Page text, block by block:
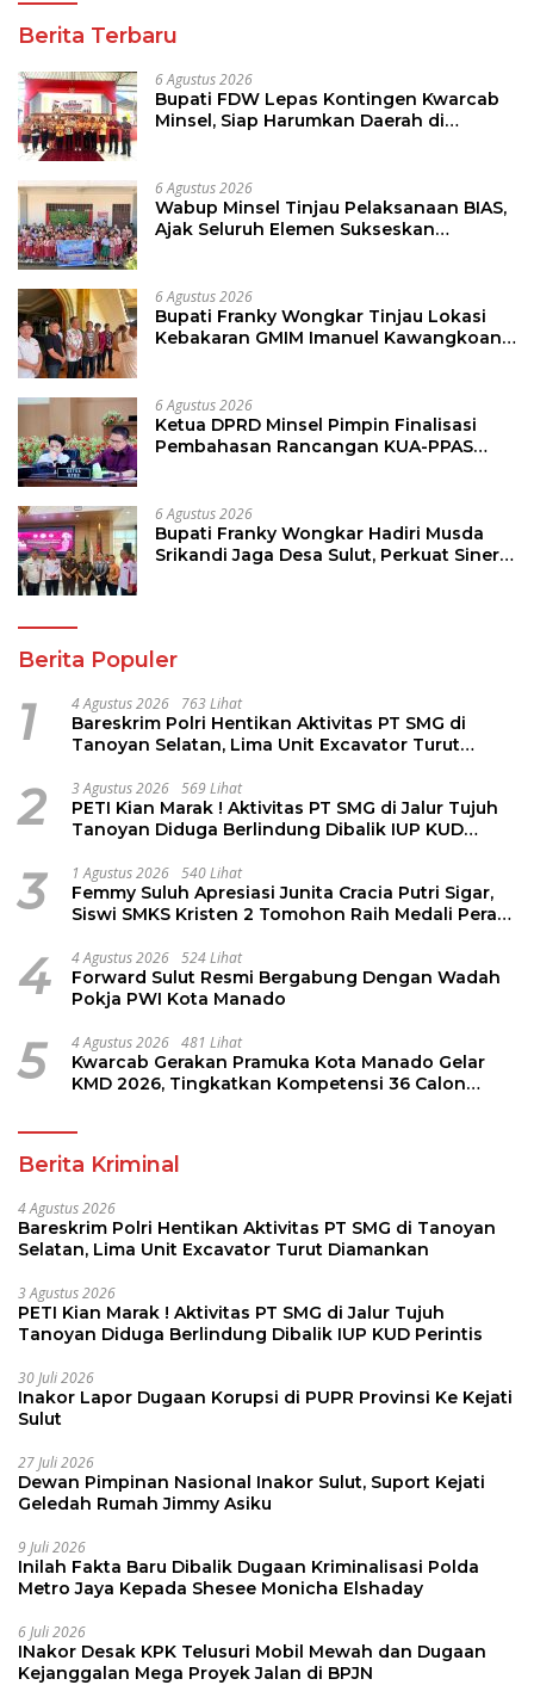
Berita Terbaru
6 Agustus 2026
Bupati FDW Lepas Kontingen Kwarcab
Minsel, Siap Harumkan Daerah di
6 Agustus 2026
Wabup Minsel Tinjau Pelaksanaan BIAS,
Ajak Seluruh Elemen Sukseskan
6 Agustus 2026
Bupati Franky Wongkar Tinjau Lokasi
Kebakaran GMIM Imanuel Kawangkoan
6 Agustus 2026
Ketua DPRD Minsel Pimpin Finalisasi
Pembahasan Rancangan KUA-PPAS
6 Agustus 2026
Bupati Franky Wongkar Hadiri Musda
Srikandi Jaga Desa Sulut, Perkuat Sinergi
Berita Populer
1 4 Agustus 2026 763 Lihat
Bareskrim Polri Hentikan Aktivitas PT SMG di
Tanoyan Selatan, Lima Unit Excavator Turut
2 3 Agustus 2026 569 Lihat
PETI Kian Marak ! Aktivitas PT SMG di Jalur Tujuh
Tanoyan Diduga Berlindung Dibalik IUP KUD
3 1 Agustus 2026 540 Lihat
Femmy Suluh Apresiasi Junita Cracia Putri Sigar,
Siswi SMKS Kristen 2 Tomohon Raih Medali Perak
4 4 Agustus 2026 524 Lihat
Forward Sulut Resmi Bergabung Dengan Wadah
Pokja PWI Kota Manado
5 4 Agustus 2026 481 Lihat
Kwarcab Gerakan Pramuka Kota Manado Gelar
KMD 2026, Tingkatkan Kompetensi 36 Calon
Berita Kriminal
4 Agustus 2026
Bareskrim Polri Hentikan Aktivitas PT SMG di Tanoyan
Selatan, Lima Unit Excavator Turut Diamankan
3 Agustus 2026
PETI Kian Marak ! Aktivitas PT SMG di Jalur Tujuh
Tanoyan Diduga Berlindung Dibalik IUP KUD Perintis
30 Juli 2026
Inakor Lapor Dugaan Korupsi di PUPR Provinsi Ke Kejati
Sulut
27 Juli 2026
Dewan Pimpinan Nasional Inakor Sulut, Suport Kejati
Geledah Rumah Jimmy Asiku
9 Juli 2026
Inilah Fakta Baru Dibalik Dugaan Kriminalisasi Polda
Metro Jaya Kepada Shesee Monicha Elshaday
6 Juli 2026
INakor Desak KPK Telusuri Mobil Mewah dan Dugaan
Kejanggalan Mega Proyek Jalan di BPJN